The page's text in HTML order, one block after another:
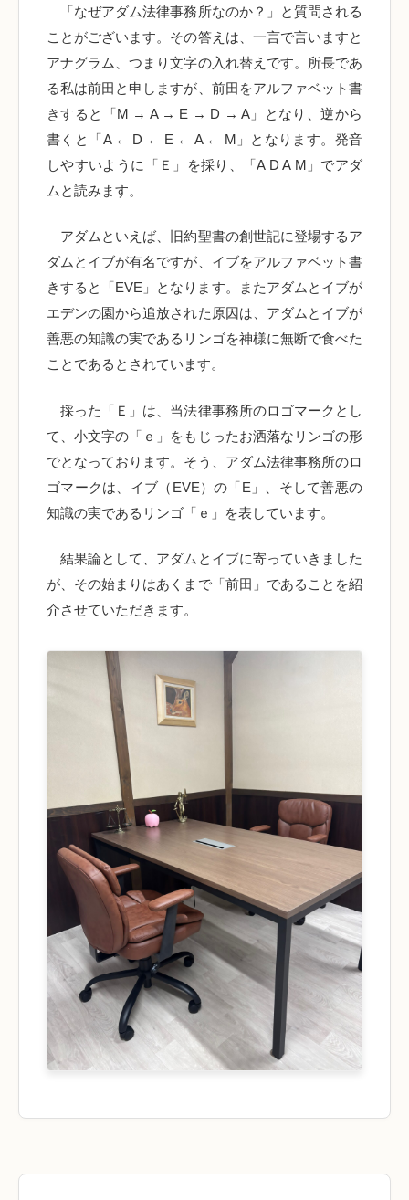
「なぜアダム法律事務所なのか？」と質問される
ことがございます。その答えは、一言で言いますと
アナグラム、つまり文字の入れ替えです。所長であ
る私は前田と申しますが、前田をアルファベット書
きすると「M → A → E → D → A」となり、逆から
書くと「A ← D ← E ← A ← M」となります。発音
しやすいように「Ｅ」を採り、「A D A M」でアダ
ムと読みます。
アダムといえば、旧約聖書の創世記に登場するア
ダムとイブが有名ですが、イブをアルファベット書
きすると「EVE」となります。またアダムとイブが
エデンの園から追放された原因は、アダムとイブが
善悪の知識の実であるリンゴを神様に無断で食べた
ことであるとされています。
採った「Ｅ」は、当法律事務所のロゴマークとし
て、小文字の「ｅ」をもじったお洒落なリンゴの形
でとなっております。そう、アダム法律事務所のロ
ゴマークは、イブ（EVE）の「E」、そして善悪の
知識の実であるリンゴ「ｅ」を表しています。
結果論として、アダムとイブに寄っていきました
が、その始まりはあくまで「前田」であることを紹
介させていただきます。